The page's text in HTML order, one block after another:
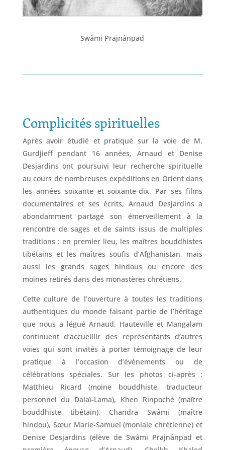
Swâmi Prajnânpad
Complicités spirituelles
Après avoir étudié et pratiqué sur la voie de M.
Gurdjieff pendant 16 années, Arnaud et Denise
Desjardins ont poursuivi leur recherche spirituelle
au cours de nombreuses expéditions en Orient dans
les années soixante et soixante-dix. Par ses films
documentaires et ses écrits, Arnaud Desjardins a
abondamment partagé son émerveillement à la
rencontre de sages et de saints issus de multiples
traditions : en premier lieu, les maîtres bouddhistes
tibétains et les maîtres soufis d’Afghanistan, mais
aussi les grands sages hindous ou encore des
moines retirés dans des monastères chrétiens.
Cette culture de l’ouverture à toutes les traditions
authentiques du monde faisant partie de l’héritage
que nous a légué Arnaud, Hauteville et Mangalam
continuent d’accueillir des représentants d’autres
voies qui sont invités à porter témoignage de leur
pratique à l’occasion d’évènements ou de
célébrations spéciales. Sur les photos ci-après :
Matthieu Ricard (moine bouddhiste, traducteur
personnel du Dalaï-Lama), Khen Rinpoché (maître
bouddhiste tibétain), Chandra Swâmi (maître
hindou), Sœur Marie-Samuel (moniale chrétienne) et
Denise Desjardins (élève de Swâmi Prajnânpad et